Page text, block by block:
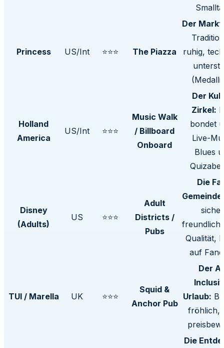
Princess US/Int ⭐⭐⭐ The Piazza
Der
ruhig,
Holland
America
US/Int ⭐⭐⭐
Music Walk
/ Billboard
Onboard
Der
Zirkel:
bondet
Live-
Blues
Disney
(Adults)
US ⭐⭐⭐
Adult
Districts /
Pubs
Die
Gemeinde:
Qualität,
auf
TUI / Marella UK ⭐⭐⭐
Squid &
Anchor Pub
Der
Urlaub:
fröhlich,
Die